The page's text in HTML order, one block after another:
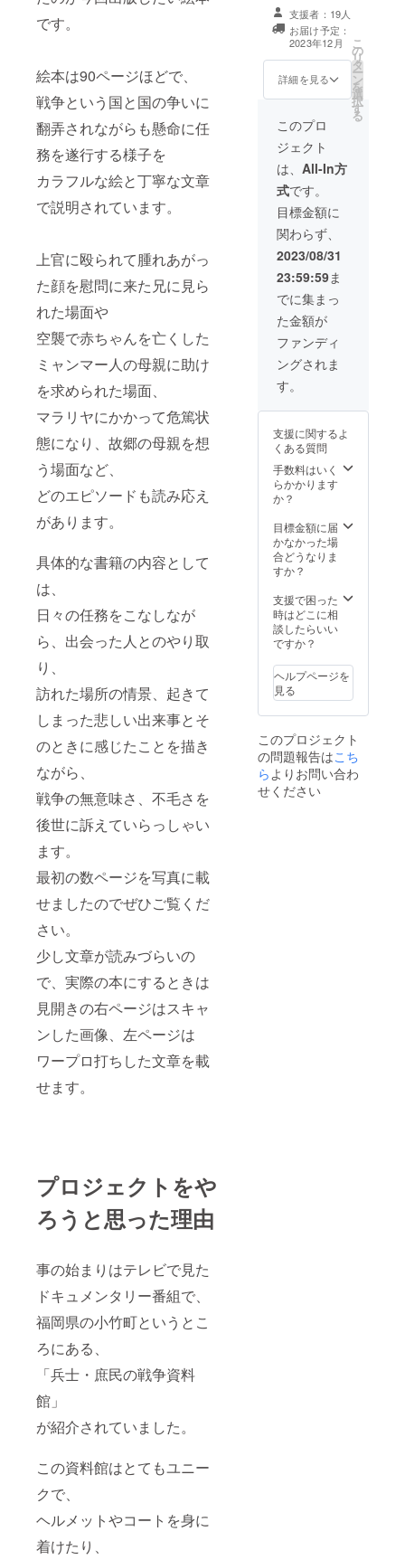
です。
絵本は90ページほどで、
戦争という国と国の争いに
翻弄されながらも懸命に任
務を遂行する様子を
カラフルな絵と丁寧な文章
で説明されています。
上官に殴られて腫れあがっ
た顔を慰問に来た兄に見ら
れた場面や
空襲で赤ちゃんを亡くした
ミャンマー人の母親に助け
を求められた場面、
マラリヤにかかって危篤状
態になり、故郷の母親を想
う場面など、
どのエピソードも読み応え
があります。
具体的な書籍の内容として
は、
日々の任務をこなしなが
ら、出会った人とのやり取
り、
訪れた場所の情景、起きて
しまった悲しい出来事とそ
のときに感じたことを描き
ながら、
戦争の無意味さ、不毛さを
後世に訴えていらっしゃい
ます。
最初の数ページを写真に載
せましたのでぜひご覧くだ
さい。
少し文章が読みづらいの
で、実際の本にするときは
見開きの右ページはスキャ
ンした画像、左ページは
ワープロ打ちした文章を載
せます。
プロジェクトをや
ろうと思った理由
事の始まりはテレビで見た
ドキュメンタリー番組で、
福岡県の小竹町というとこ
ろにある、
「兵士・庶民の戦争資料
館」
が紹介されていました。
この資料館はとてもユニー
クで、
ヘルメットやコートを身に
着けたり、
支援者：19人
お届け予定：
2023年12月
詳細を見る
こ
の
リ
タ
ー
ン
を
選
択
す
る
このプロ
ジェクト
は、 All-In方
式です。
目標金額に
関わらず、
2023/08/31
23:59:59ま
でに集まっ
た金額が
ファンディ
ングされま
す。
支援に関するよ
くある質問
手数料はいく
らかかります
か？
目標金額に届
かなかった場
合どうなりま
すか？
支援で困った
時はどこに相
談したらいい
ですか？
ヘルプページを
見る
このプロジェクト
の問題報告はこち
ら よりお問い合わ
せください